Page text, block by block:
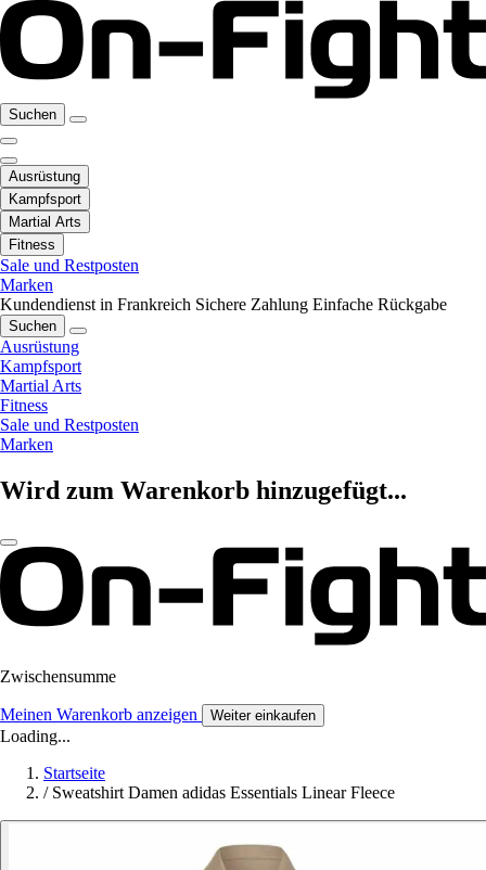
Suchen
Ausrüstung
Kampfsport
Martial Arts
Fitness
Sale und Restposten
Marken
Kundendienst in Frankreich Sichere Zahlung Einfache Rückgabe
Suchen
Ausrüstung
Kampfsport
Martial Arts
Fitness
Sale und Restposten
Marken
Wird zum Warenkorb hinzugefügt...
Zwischensumme
Meinen Warenkorb anzeigen Weiter einkaufen
Loading...
Startseite
/ Sweatshirt Damen adidas Essentials Linear Fleece